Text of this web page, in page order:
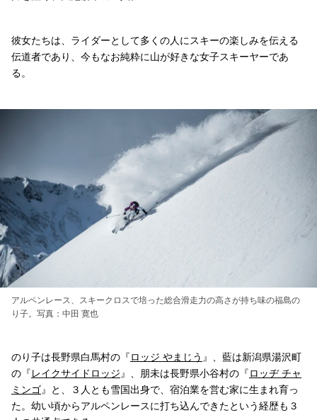
彼女たちは、ライダーとして多くの人にスキーの楽しみを伝える
伝道者であり、今もなお純粋に山が好きな女子スキーヤーであ
る。
アルペンレース、スキークロスで培った総合滑走力の高さが持ち味の福島の
り子。写真：中田 寛也
のり子は長野県白馬村の『ロッジ やまじう 』、藍は新潟県湯沢町
の『レイクサイドロッジ』、朋未は長野県小谷村の『ロッヂ チャ
ミンゴ』と、３人とも雪国出身で、宿泊業を営む家に生まれ育っ
た。幼い頃からアルペンレースに打ち込んできたという経歴も３